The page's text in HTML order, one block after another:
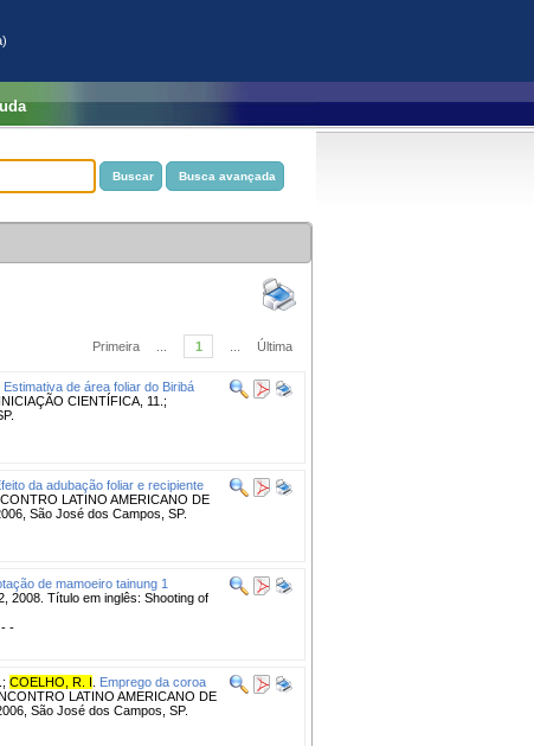
Primeira 1 Última
Estimativa de área foliar do Biribá
CIENTÍFICA, 11.;
da adubação foliar e recipiente
LATINO AMERICANO DE
São José dos Campos, SP.
de mamoeiro tainung 1
2008. Título em inglês: Shooting of
-
; COELHO, R. I
Emprego da coroa
LATINO AMERICANO DE
São José dos Campos, SP.